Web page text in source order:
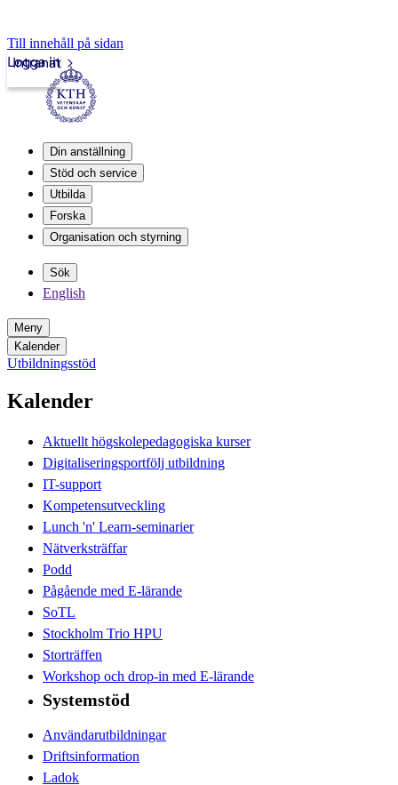
Till innehåll på sidan
Intranät
Logga in
Din anställning
Stöd och service
Utbilda
Forska
Organisation och styrning
Sök
English
Meny
Kalender
Utbildningsstöd
Kalender
Aktuellt högskolepedagogiska kurser
Digitaliseringsportfölj utbildning
IT-support
Kompetensutveckling
Lunch 'n' Learn-seminarier
Nätverksträffar
Podd
Pågående med E-lärande
SoTL
Stockholm Trio HPU
Storträffen
Workshop och drop-in med E-lärande
Systemstöd
Användarutbildningar
Driftsinformation
Ladok